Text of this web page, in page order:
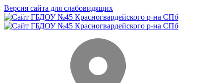
Версия сайта для слабовидящих